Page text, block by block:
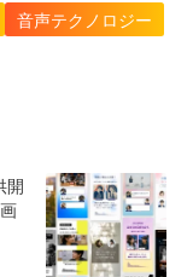
音声テクノロジー
開